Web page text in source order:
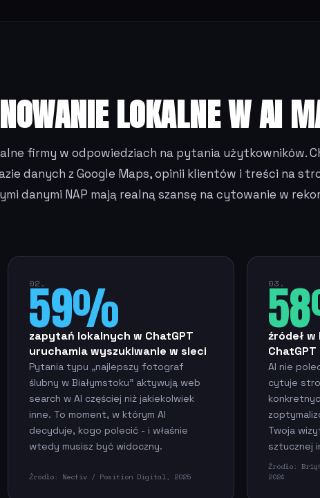
LOKALNE W AI
firmy w odpowiedziach na pytania użytkowników.
danych z Google Maps, opinii klientów i treści na
danymi NAP mają realną szansę na cytowanie w
02.
59%
zapytań lokalnych w ChatGPT
uruchamia wyszukiwanie w sieci
Pytania typu „najlepszy fotograf
ślubny w Białymstoku” aktywują web
search w AI częściej niż jakiekolwiek
inne. To moment, w którym AI
decyduje, kogo polecić - i właśnie
wtedy musisz być widoczny.
Źródło: Nectiv / Position Digital, 2025
03.
źródeł
AI nie
cytuje
Twoja
sztucznej
Źródło:
2024